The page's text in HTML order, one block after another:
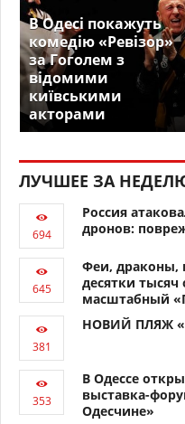
В Одесі покажуть
комедію «Ревізор»
за Гоголем з
відомими
київськими
акторами
ЛУЧШЕЕ ЗА
Россия
дронов:
Феи, драконы,
десятки тысяч
масштабный
НОВИЙ ПЛЯЖ
В Одессе
выставка-
Одесчине»